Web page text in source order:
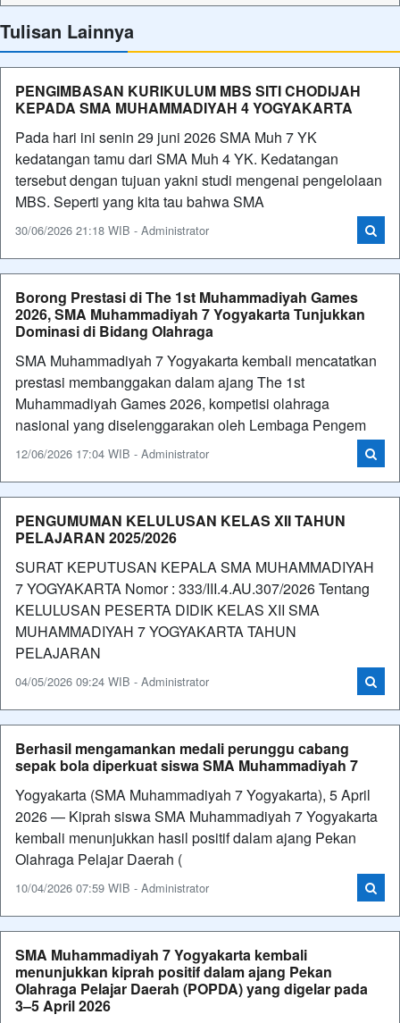
Tulisan Lainnya
PENGIMBASAN KURIKULUM MBS SITI CHODIJAH
KEPADA SMA MUHAMMADIYAH 4 YOGYAKARTA
Pada hari ini senin 29 juni 2026 SMA Muh 7 YK
kedatangan tamu dari SMA Muh 4 YK. Kedatangan
tersebut dengan tujuan yakni studi mengenai pengelolaan
MBS. Seperti yang kita tau bahwa SMA
30/06/2026 21:18 WIB - Administrator
Borong Prestasi di The 1st Muhammadiyah Games
2026, SMA Muhammadiyah 7 Yogyakarta Tunjukkan
Dominasi di Bidang Olahraga
SMA Muhammadiyah 7 Yogyakarta kembali mencatatkan
prestasi membanggakan dalam ajang The 1st
Muhammadiyah Games 2026, kompetisi olahraga
nasional yang diselenggarakan oleh Lembaga Pengem
12/06/2026 17:04 WIB - Administrator
PENGUMUMAN KELULUSAN KELAS XII TAHUN
PELAJARAN 2025/2026
SURAT KEPUTUSAN KEPALA SMA MUHAMMADIYAH
7 YOGYAKARTA Nomor : 333/III.4.AU.307/2026 Tentang
KELULUSAN PESERTA DIDIK KELAS XII SMA
MUHAMMADIYAH 7 YOGYAKARTA TAHUN
PELAJARAN
04/05/2026 09:24 WIB - Administrator
Berhasil mengamankan medali perunggu cabang
sepak bola diperkuat siswa SMA Muhammadiyah 7
Yogyakarta (SMA Muhammadiyah 7 Yogyakarta), 5 April
2026 — Kiprah siswa SMA Muhammadiyah 7 Yogyakarta
kembali menunjukkan hasil positif dalam ajang Pekan
Olahraga Pelajar Daerah (
10/04/2026 07:59 WIB - Administrator
SMA Muhammadiyah 7 Yogyakarta kembali
menunjukkan kiprah positif dalam ajang Pekan
Olahraga Pelajar Daerah (POPDA) yang digelar pada
3–5 April 2026